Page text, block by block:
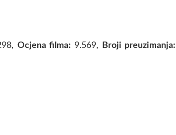
Ocjena filma: 9.569,
Broji preuzimanja: